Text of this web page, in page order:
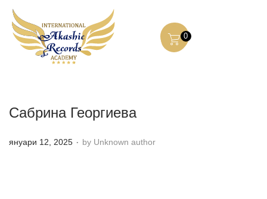
0
Сабрина Георгиева
P
януари 12, 2025 . by Unknown author